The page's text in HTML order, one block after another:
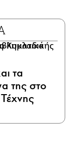
τα
της στο